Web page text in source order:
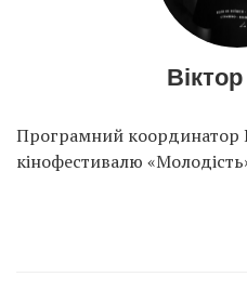
Програмний координатор
кінофестивалю